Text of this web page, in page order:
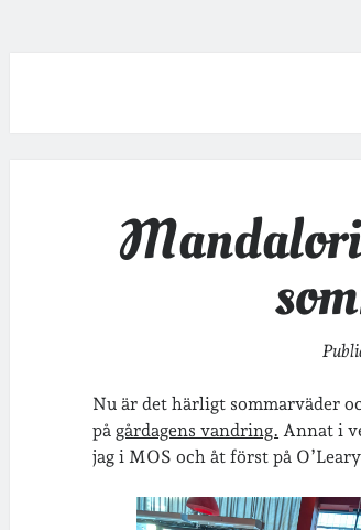
Nu är det härligt sommarväder
pågårdagens vandring. Annat i
jag i MOS och åt först på